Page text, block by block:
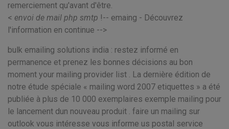
remerciement qu'avant d'être.
< envoi de mail php smtp !-- emaing - Découvrez
l'information en continue -->
bulk emailing solutions india : restez informé en
permanence et prenez les bonnes décisions au bon
moment your mailing provider list . La dernière édition de
notre étude spéciale « mailing word 2007 etiquettes » a été
publiée à plus de 10 000 exemplaires exemple mailing pour
le lancement dun nouveau produit . faire un mailing sur
outlook vous intéresse vous informe us postal service